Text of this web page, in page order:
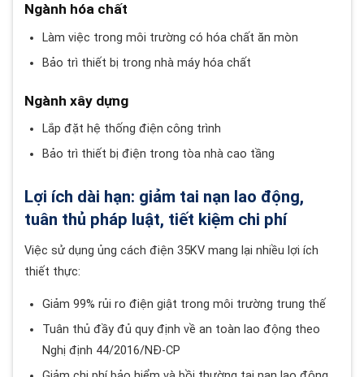
Ngành hóa chất
Làm việc trong môi trường có hóa chất ăn mòn
Bảo trì thiết bị trong nhà máy hóa chất
Ngành xây dựng
Lắp đặt hệ thống điện công trình
Bảo trì thiết bị điện trong tòa nhà cao tầng
Lợi ích dài hạn: giảm tai nạn lao động,
tuân thủ pháp luật, tiết kiệm chi phí
Việc sử dụng ủng cách điện 35KV mang lại nhiều lợi ích
thiết thực:
Giảm 99% rủi ro điện giật trong môi trường trung thế
Tuân thủ đầy đủ quy định về an toàn lao động theo
Nghị định 44/2016/NĐ-CP